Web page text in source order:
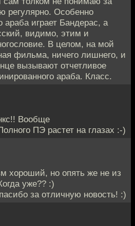
регулярно. Особенно
араба играет Бандерас, а
видимо, этим и
В целом, на мой
фильма, ничего лишнего, и
вызывают отчетливое
араба. Класс.
Вообще
ПЭ растет на глазах :-)
хороший, но опять же не из
уже?? :)
за отличную новость! :)